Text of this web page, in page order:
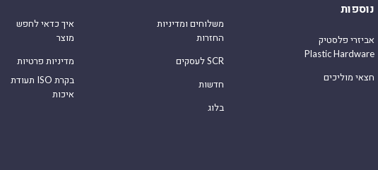
נוספות
אביזרי פלסטיק
Plastic Hardware
חצאי מוליכים
משלוחים ומדיניות
החזרות
לעסקים SCR
חדשות
בלוג
איך כדאי לחפש
מוצר
מדיניות פרטיות
תעודת ISO בקרת
איכות